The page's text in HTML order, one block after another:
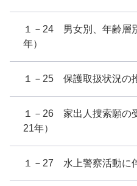
１－24 男女別、年齢層
年）
１－25 保護取扱状況の
１－26 家出人捜索願の
21年）
１－27 水上警察活動に